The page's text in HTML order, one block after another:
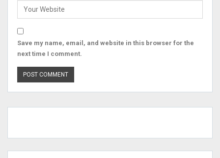
Save my name, email, and website in this browser for the
next time I comment.